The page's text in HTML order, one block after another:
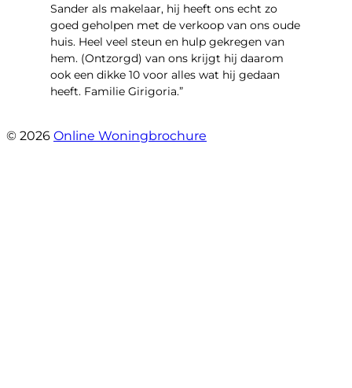
Sander als makelaar, hij heeft ons echt zo
goed geholpen met de verkoop van ons oude
huis. Heel veel steun en hulp gekregen van
hem. (Ontzorgd) van ons krijgt hij daarom
ook een dikke 10 voor alles wat hij gedaan
heeft. Familie Girigoria.”
© 2026 Online Woningbrochure